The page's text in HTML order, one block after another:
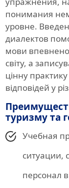
понимания
уровне.
диалектов
мови впевнено
світу, а
цінну
відповідей у
туризму та
Учебная
ситуации,
персонал